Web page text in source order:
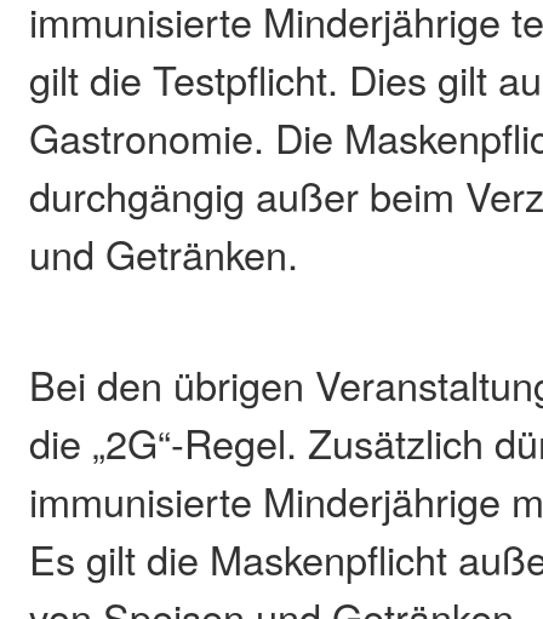
immunisierte Minderjährige
gilt die Testpflicht. Dies gilt
Gastronomie. Die
durchgängig außer beim
und Getränken.
Bei den übrigen
die „2G“-Regel. Zusätzlich
immunisierte Minderjährige
Es gilt die Maskenpflicht